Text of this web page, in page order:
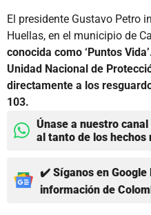
El presidente Gustavo Petro
Huellas, en el municipio de
conocida como ‘Puntos
Unidad Nacional de
directamente a los
103.
Únase a nuestro
al tanto de los hechos
✔️ Síganos en Google
información de